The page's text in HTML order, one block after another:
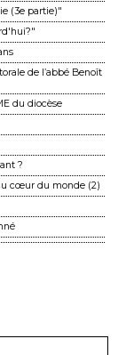
(3e partie)"
de l’abbé Benoît
du diocèse
?
cœur du monde (2)